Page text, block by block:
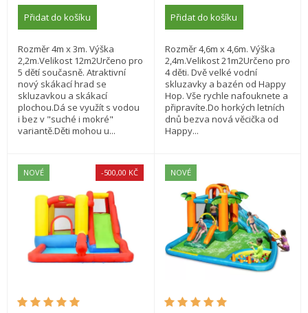
Přidat do košíku
Rozměr 4m x 3m. Výška
2,2m.Velikost 12m2Určeno pro
5 dětí současně. Atraktivní
nový skákací hrad se
skluzavkou a skákací
plochou.Dá se využít s vodou
i bez v "suché i mokré"
variantě.Děti mohou u...
Přidat do košíku
Rozměr 4,6m x 4,6m. Výška
2,4m.Velikost 21m2Určeno pro
4 děti. Dvě velké vodní
skluzavky a bazén od Happy
Hop. Vše rychle nafouknete a
připravíte.Do horkých letních
dnů bezva nová věcička od
Happy...
NOVÉ -500,00 KČ NOVÉ